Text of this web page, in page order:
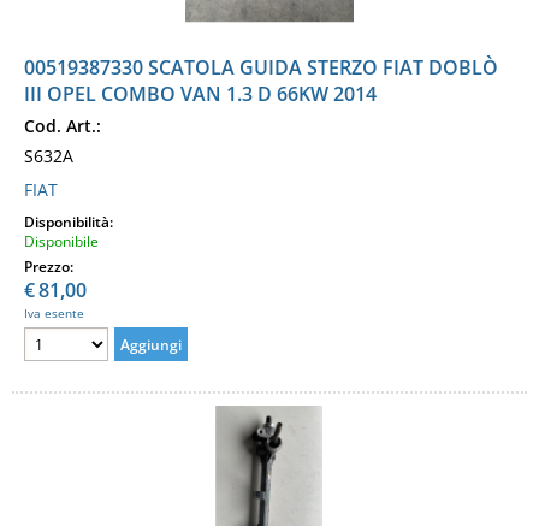
00519387330 SCATOLA GUIDA STERZO FIAT DOBLÒ
III OPEL COMBO VAN 1.3 D 66KW 2014
Cod. Art.:
S632A
FIAT
Disponibilità:
Disponibile
Prezzo:
€81,00
Iva esente